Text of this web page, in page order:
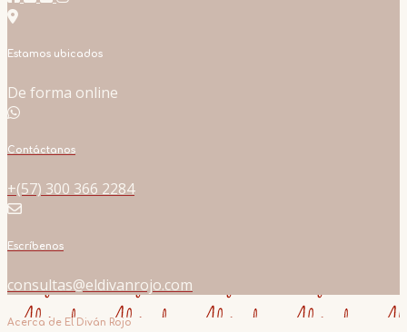
Estamos ubicados
De forma online
Contáctanos
+(57) 300 366 2284
Escríbenos
consultas@eldivanrojo.com
Acerca de El Diván Rojo